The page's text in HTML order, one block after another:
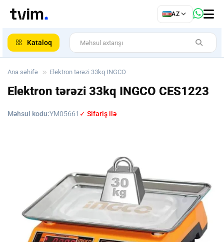
AZ
Kataloq
Ana səhifə Elektron tərəzi 33kq INGCO
Elektron tərəzi 33kq INGCO CES1223
Məhsul kodu:YM05661 ✓ Sifariş ilə